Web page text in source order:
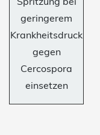
geringerem
Krankheitsdruck
gegen
Cercospora
einsetzen